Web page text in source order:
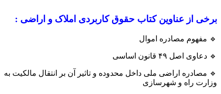
برخی از عناوین کتاب حقوق کاربردی املاک و اراضی :
🔹 مفهوم مصادره اموال
🔹 دعاوی اصل ۴۹ قانون اساسی
🔹 مصادره اراضی ملی داخل محدوده و تاثیر آن بر انتقال مالکیت به
وزارت راه و شهرسازی